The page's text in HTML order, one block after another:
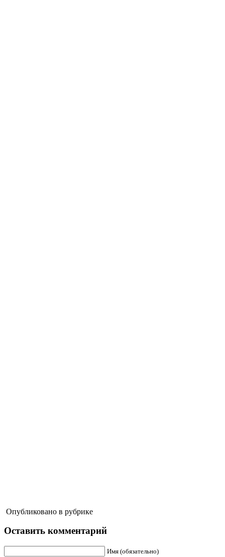
Опубликовано в рубрике
Оставить комментарий
Имя (обязательно)